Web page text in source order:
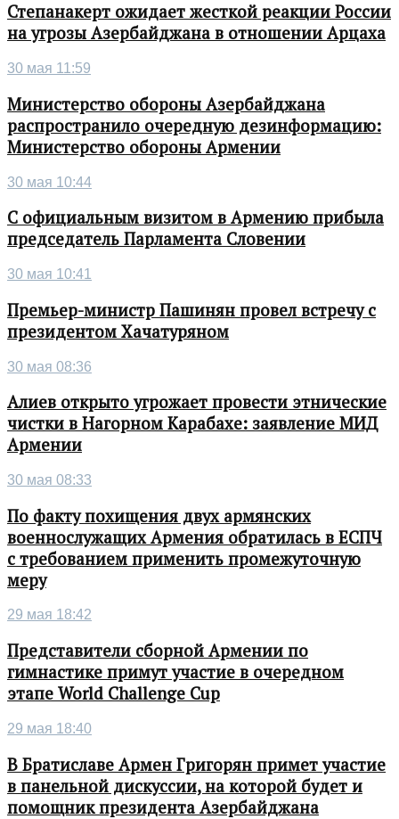
Степанакерт ожидает жесткой реакции России
на угрозы Азербайджана в отношении Арцаха
30 мая 11:59
Министерство обороны Азербайджана
распространило очередную дезинформацию:
Министерство обороны Армении
30 мая 10:44
С официальным визитом в Армению прибыла
председатель Парламента Словении
30 мая 10:41
Премьер-министр Пашинян провел встречу с
президентом Хачатуряном
30 мая 08:36
Алиев открыто угрожает провести этнические
чистки в Нагорном Карабахе: заявление МИД
Армении
30 мая 08:33
По факту похищения двух армянских
военнослужащих Армения обратилась в ЕСПЧ
с требованием применить промежуточную
меру
29 мая 18:42
Представители сборной Армении по
гимнастике примут участие в очередном
этапе World Challenge Cup
29 мая 18:40
В Братиславе Армен Григорян примет участие
в панельной дискуссии, на которой будет и
помощник президента Азербайджана